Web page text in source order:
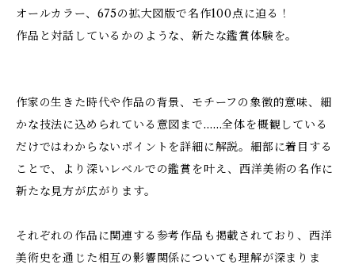
オールカラー、675の拡大図版で名作100点に迫る！
作品と対話しているかのような、新たな鑑賞体験を。
作家の生きた時代や作品の背景、モチーフの象徴的意味、細
かな技法に込められている意図まで……全体を概観している
だけではわからないポイントを詳細に解説。細部に着目する
ことで、より深いレベルでの鑑賞を叶え、西洋美術の名作に
新たな見方が広がります。
それぞれの作品に関連する参考作品も掲載されており、西洋
美術史を通じた相互の影響関係についても理解が深まりま